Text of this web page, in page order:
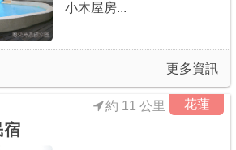
小木屋房...
更多資訊
花蓮
宿
約 11 公里